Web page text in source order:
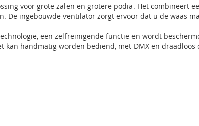
voor grote zalen en grotere podia. Het combineert
De ingebouwde ventilator zorgt ervoor dat u de waas
een zelfreinigende functie en wordt
handmatig worden bediend, met DMX en draadloos